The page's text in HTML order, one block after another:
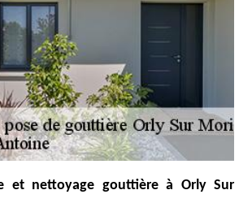
et nettoyage gouttière à Orly Sur